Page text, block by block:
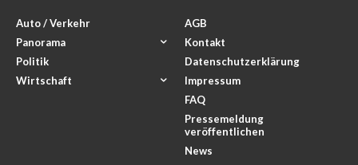
Auto / Verkehr
Panorama
Politik
Wirtschaft
AGB
Kontakt
Datenschutzerklärung
Impressum
FAQ
Pressemeldung
veröffentlichen
News